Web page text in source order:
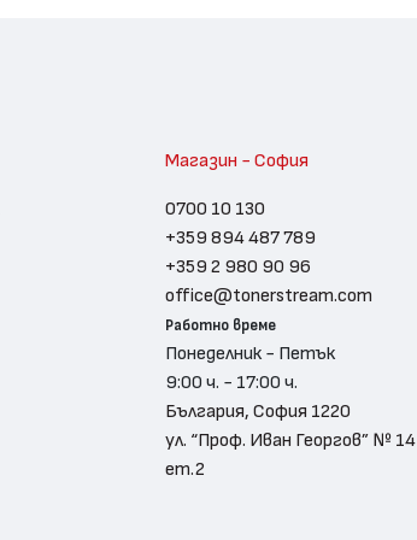
Магазин - София
0700 10 130
+359 894 487 789
+359 2 980 90 96
office@tonerstream.com
Работно време
Понеделник - Петък
9:00 ч. - 17:00 ч.
България, София 1220
ул. “Проф. Иван Георгов” №
ет.2